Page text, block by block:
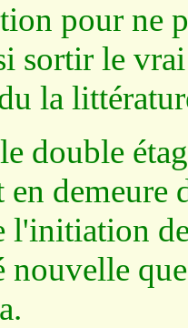
pour ne
sortir le
la
double
en demeure
l'initiation
nouvelle